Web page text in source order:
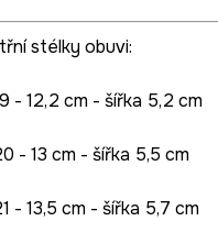
stélky obuvi:
- 12,2 cm - šířka 5,2 cm
- 13 cm - šířka 5,5 cm
- 13,5 cm - šířka 5,7 cm